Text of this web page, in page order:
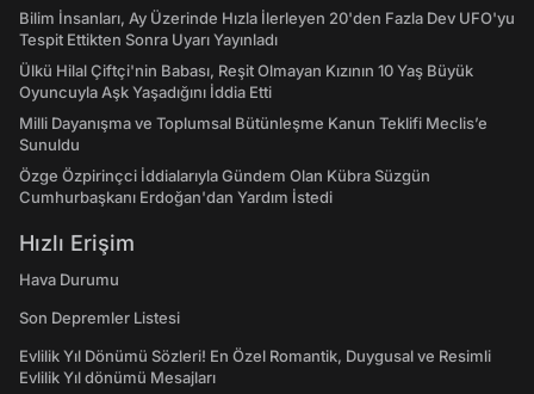
Bilim İnsanları, Ay Üzerinde Hızla İlerleyen 20'den Fazla Dev UFO'yu
Tespit Ettikten Sonra Uyarı Yayınladı
Ülkü Hilal Çiftçi'nin Babası, Reşit Olmayan Kızının 10 Yaş Büyük
Oyuncuyla Aşk Yaşadığını İddia Etti
Milli Dayanışma ve Toplumsal Bütünleşme Kanun Teklifi Meclis’e
Sunuldu
Özge Özpirinçci İddialarıyla Gündem Olan Kübra Süzgün
Cumhurbaşkanı Erdoğan'dan Yardım İstedi
Hızlı Erişim
Hava Durumu
Son Depremler Listesi
Evlilik Yıl Dönümü Sözleri! En Özel Romantik, Duygusal ve Resimli
Evlilik Yıl dönümü Mesajları